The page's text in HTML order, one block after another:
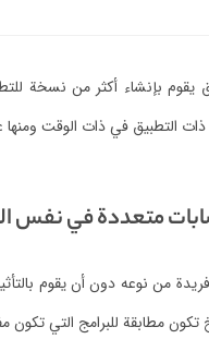
بإنشاء أكثر من نسخة
التطبيق في ذات الوقت
متعددة في نفس
من نوعه دون أن يقوم
مطابقة للبرامج التي تكون